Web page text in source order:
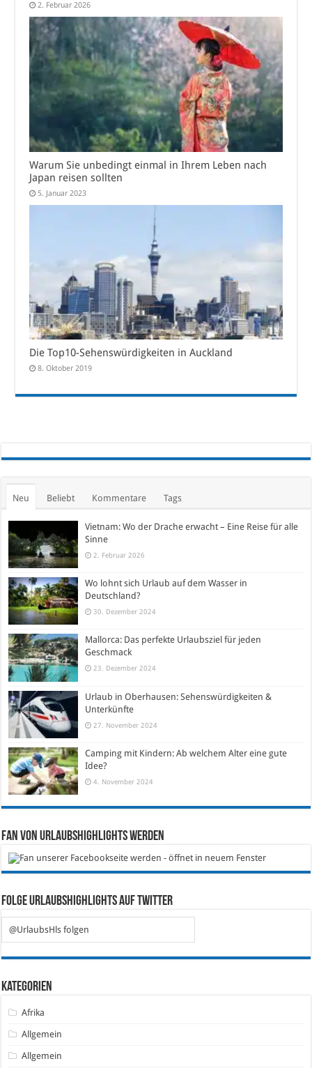
2. Februar 2026
Warum Sie unbedingt einmal in Ihrem Leben nach
Japan reisen sollten
5. Januar 2023
Die Top10-Sehenswürdigkeiten in Auckland
8. Oktober 2019
Neu Beliebt Kommentare Tags
Vietnam: Wo der Drache erwacht – Eine Reise für alle
Sinne
2. Februar 2026
Wo lohnt sich Urlaub auf dem Wasser in
Deutschland?
30. Dezember 2024
Mallorca: Das perfekte Urlaubsziel für jeden
Geschmack
23. Dezember 2024
Urlaub in Oberhausen: Sehenswürdigkeiten &
Unterkünfte
27. November 2024
Camping mit Kindern: Ab welchem Alter eine gute
Idee?
4. November 2024
Fan von Urlaubshighlights werden
Folge Urlaubshighlights auf Twitter
@UrlaubsHls folgen
Kategorien
Afrika
Allgemein
Allgemein